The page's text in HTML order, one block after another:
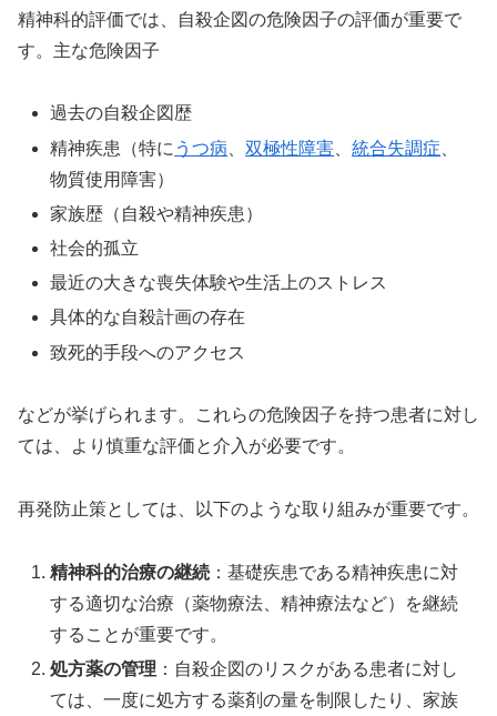
精神科的評価では、自殺企図の危険因子の評価が重要で
す。主な危険因子
過去の自殺企図歴
精神疾患（特に うつ病 、双極性障害 、統合失調症
物質使用障害）
家族歴（自殺や精神疾患）
社会的孤立
最近の大きな喪失体験や生活上のストレス
具体的な自殺計画の存在
致死的手段へのアクセス
などが挙げられます。これらの危険因子を持つ患者に対し
ては、より慎重な評価と介入が必要です。
再発防止策としては、以下のような取り組みが重要です。
精神科的治療の継続 ：基礎疾患である精神疾患に対
する適切な治療（薬物療法、精神療法など）を継続
することが重要です。
処方薬の管理 ：自殺企図のリスクがある患者に対し
ては、一度に処方する薬剤の量を制限したり、家族